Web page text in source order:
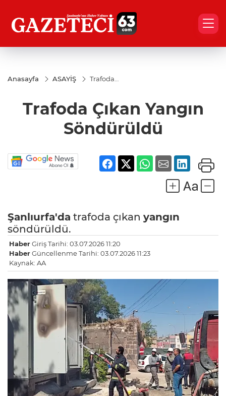
Anasayfa ASAYİŞ
Trafoda
Söndürüldü
Trafoda Çıkan Yangın
Söndürüldü
Şanlıurfa'da trafoda çıkan yangın
söndürüldü.
HaberGiriş Tarihi: 03.07.2026 11:20
HaberGüncellenme Tarihi: 03.07.2026 11:23
Kaynak: AA